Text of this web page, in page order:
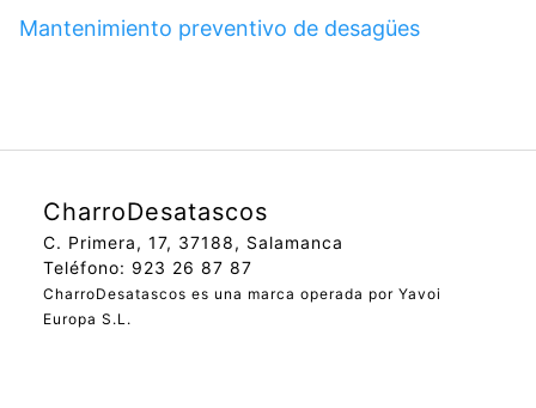
Mantenimiento preventivo de desagües
CharroDesatascos
C. Primera, 17, 37188, Salamanca
Teléfono: 923 26 87 87
CharroDesatascos es una marca operada por Yavoi
Europa S.L.